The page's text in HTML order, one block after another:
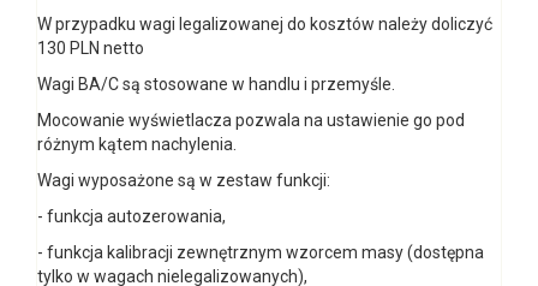
W przypadku wagi legalizowanej do kosztów należy doliczyć
130 PLN netto
Wagi BA/C są stosowane w handlu i przemyśle.
Mocowanie wyświetlacza pozwala na ustawienie go pod
różnym kątem nachylenia.
Wagi wyposażone są w zestaw funkcji:
- funkcja autozerowania,
- funkcja kalibracji zewnętrznym wzorcem masy (dostępna
tylko w wagach nielegalizowanych),